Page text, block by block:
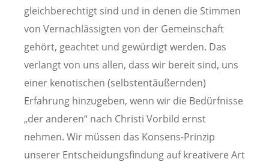
gleichberechtigt sind und in denen die Stimmen
von Vernachlässigten von der Gemeinschaft
gehört, geachtet und gewürdigt werden. Das
verlangt von uns allen, dass wir bereit sind, uns
einer kenotischen (selbstentäußernden)
Erfahrung hinzugeben, wenn wir die Bedürfnisse
„der anderen“ nach Christi Vorbild ernst
nehmen. Wir müssen das Konsens-Prinzip
unserer Entscheidungsfindung auf kreativere Art